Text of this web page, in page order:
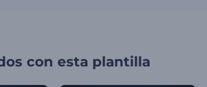
con esta plantilla